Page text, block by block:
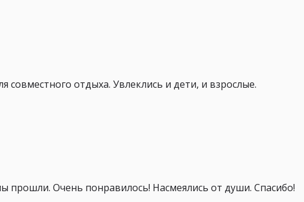
отдыха. Увлеклись и дети, и взрослые.
прошли. Очень понравилось! Насмеялись от души. Спасибо!